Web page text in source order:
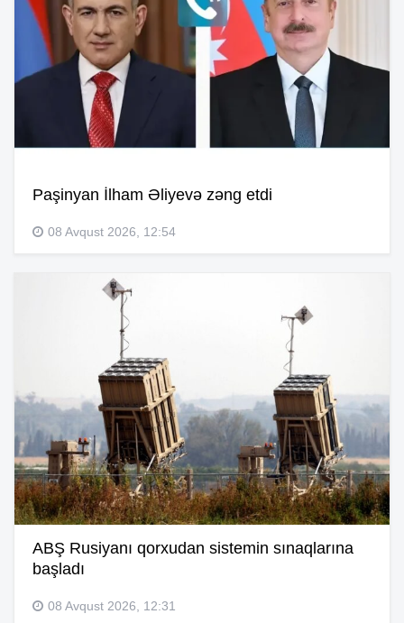
Paşinyan İlham Əliyevə zəng etdi
08 Avqust 2026, 12:54
ABŞ Rusiyanı qorxudan sistemin sınaqlarına
başladı
08 Avqust 2026, 12:31